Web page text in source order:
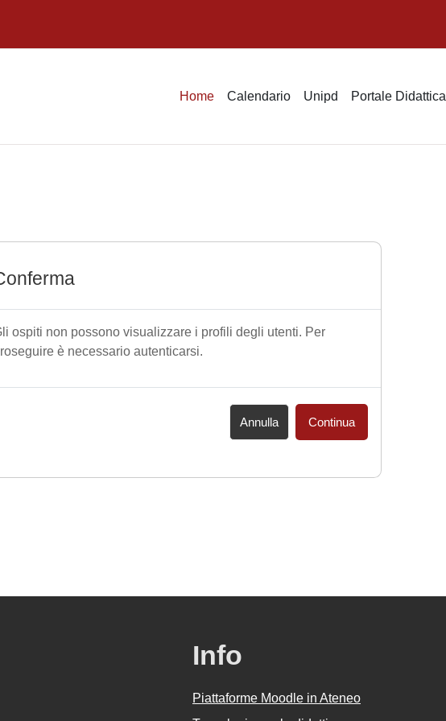
Home Calendario Unipd Portale Didattica
ospiti non possono visualizzare i profili degli utenti. Per
è necessario autenticarsi.
Annulla Continua
Info
Piattaforme Moodle in Ateneo